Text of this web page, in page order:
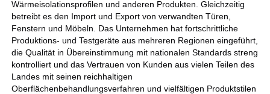
Werksbesichtigung
Qualitätskontrolle
hochwertig.
3. Es enthält keine
schädlichen Substanzen
wie Formaldehyd und ist
umweltfreundlicher als
Massivholz.
Wärmeisolationsprofilen und anderen Produkten. Gleichzeitig
betreibt es den Import und Export von verwandten Türen,
Fenstern und Möbeln. Das Unternehmen hat fortschrittliche
Produktions- und Testgeräte aus mehreren Regionen eingeführt,
die Qualität in Übereinstimmung mit nationalen Standards streng
kontrolliert und das Vertrauen von Kunden aus vielen Teilen des
Landes mit seinen reichhaltigen
Oberflächenbehandlungsverfahren und vielfältigen Produktstilen